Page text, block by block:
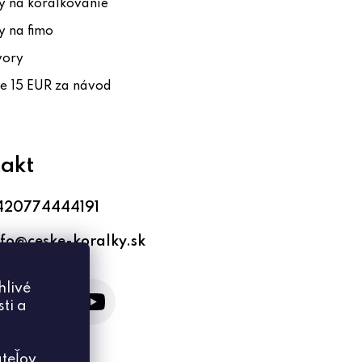
a
na korálkovanie
na fimo
15 EUR za návod
@ceske-koralky.sk